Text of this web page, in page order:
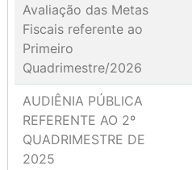
Avaliação das Metas
Fiscais referente ao
Primeiro
Quadrimestre/2026
AUDIÊNIA PÚBLICA
REFERENTE AO 2º
QUADRIMESTRE DE
2025